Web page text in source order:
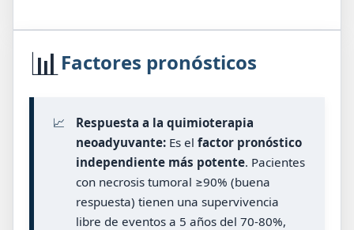
📊Factores pronósticos
📈
Respuesta a la quimioterapia
neoadyuvante:Es el factor pronóstico
independiente más potente. Pacientes
con necrosis tumoral ≥90% (buena
respuesta) tienen una supervivencia
libre de eventos a 5 años del 70-80%,